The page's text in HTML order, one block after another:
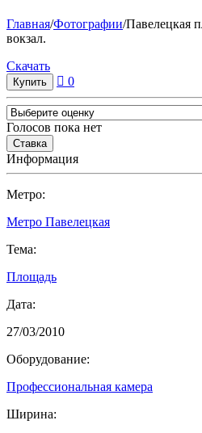
Главная/Фотографии/Павелецкая
вокзал.
Cкачать
0
Голосов пока нет
Информация
Метро:
Метро Павелецкая
Тема:
Площадь
Дата:
27/03/2010
Оборудование:
Профессиональная камера
Ширина: